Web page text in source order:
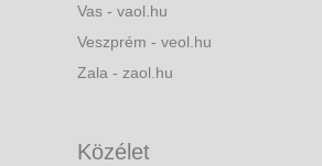
Vas - vaol.hu
Veszprém - veol.hu
Zala - zaol.hu
Közélet